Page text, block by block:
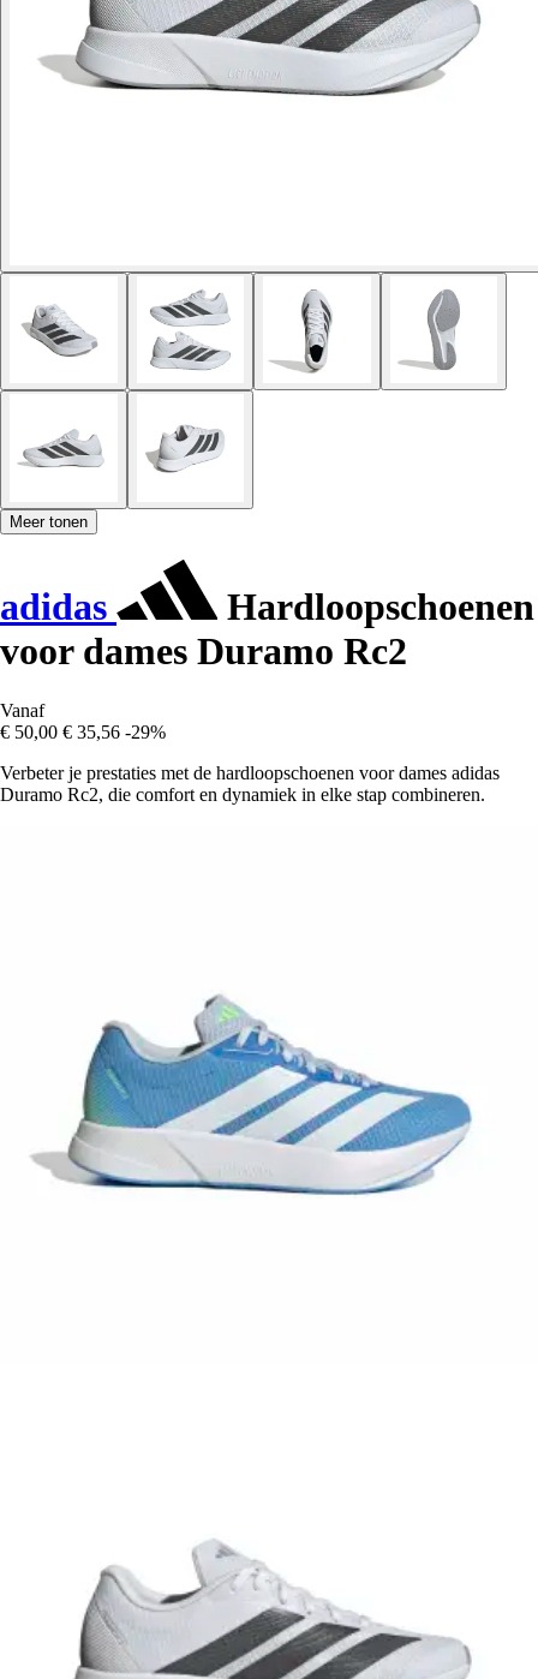
Meer tonen
adidas
Hardloopschoenen
voor dames Duramo Rc2
Vanaf
€ 50,00 € 35,56 -29%
Verbeter je prestaties met de hardloopschoenen voor dames adidas
Duramo Rc2, die comfort en dynamiek in elke stap combineren.